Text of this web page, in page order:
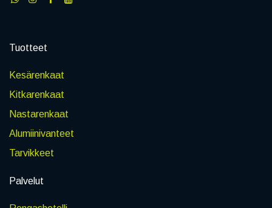
Tuotteet
Kesärenkaat
Kitkarenkaat
Nastarenkaat
Alumiinivanteet
Tarvikkeet
Palvelut